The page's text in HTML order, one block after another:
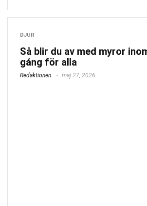
DJUR
Så blir du av med myror
gång för alla
Redaktionen maj 27, 2026